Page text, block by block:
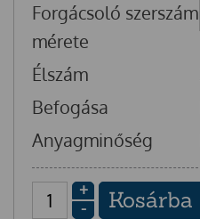
Forgácsoló szerszám
mérete
Élszám
Befogása
Anyagminőség
+
-
Kosárba